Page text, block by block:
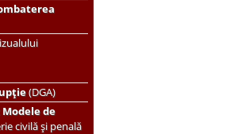
(DGA)
Modele de
civilă și penală